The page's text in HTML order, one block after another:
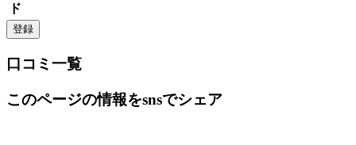
ド
口コミ一覧
このページの情報をsnsでシェア